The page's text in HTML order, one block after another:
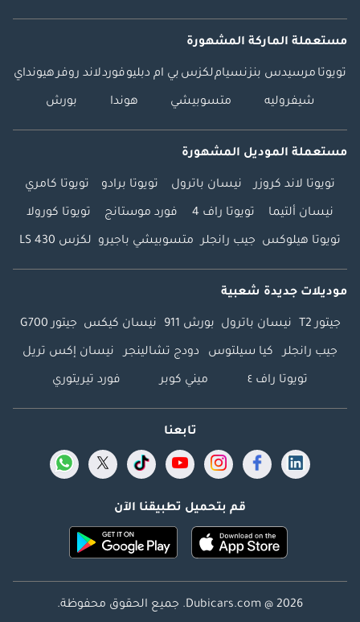
مستعملة الماركة المشهورة
تويوتا مرسيدس بنزنسياملكزس بي ام دبليوفوردلاند روفرهيونداي
شيفروليه متسوبيشي هوندا بورش
مستعملة الموديل المشهورة
تويوتا لاند كروزر نيسان باترول تويوتا برادو تويوتا كامري
نيسان ألتيما تويوتا راف 4 فورد موستانج تويوتا كورولا
تويوتا هيلوكس جيب رانجلر متسوبيشي باجيرو لكزس LS 430
موديلات جديدة شعبية
جيتور T2 نيسان باترول بورش 911 نيسان كيكس جيتور G700
جيب رانجلر كيا سيلتوس دودج تشالينجر نيسان إكس تريل
تويوتا راف ٤ ميني كوبر فورد تيريتوري
تابعنا
قم بتحميل تطبيقنا الآن
Dubicars.com @ 2026. جميع الحقوق محفوظة.